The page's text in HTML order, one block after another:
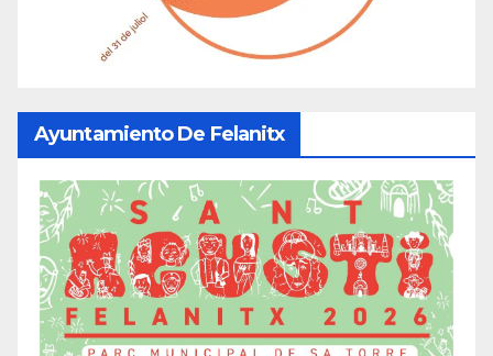
Ayuntamiento De Felanitx